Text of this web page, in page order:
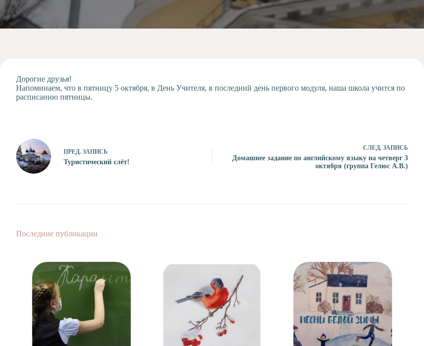
Проекты
отделение
Психологическая
Служба
Дорогие друзья!
Напоминаем, что в пятницу 5 октября, в День Учителя, в последний день первого модуля, наша школа учится по
расписанию пятницы.
ПРЕД. ЗАПИСЬ
Туристический слёт!
СЛЕД. ЗАПИСЬ
Домашнее задание по английскому языку на четверг 3
октября (группа Гелюс А.В.)
Последние публикации